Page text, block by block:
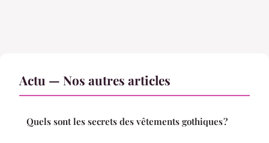
Actu — Nos autres articles
Quels sont les secrets des vêtements gothiques ?